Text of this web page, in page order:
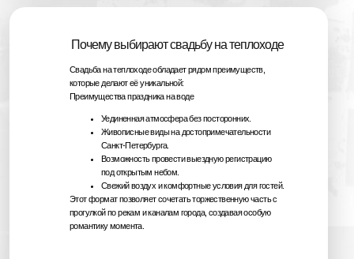
Почему выбирают свадьбу на теплоходе
Свадьба на теплоходе обладает рядом преимуществ,
которые делают её уникальной:
Преимущества праздника на воде
Уединенная атмосфера без посторонних.
Живописные виды на достопримечательности
Санкт-Петербурга.
Возможность провести выездную регистрацию
под открытым небом.
Свежий воздух и комфортные условия для гостей.
Этот формат позволяет сочетать торжественную часть с
прогулкой по рекам и каналам города, создавая особую
романтику момента.
Банкет — классическое застолье с
разнообразным меню.
УСЛУГИ И ФОРМАТЫ
ТОРЖЕСТВА НА
ТЕПЛОХОДЕ
Свадьба на теплоходе может быть организована
в различных форматах: